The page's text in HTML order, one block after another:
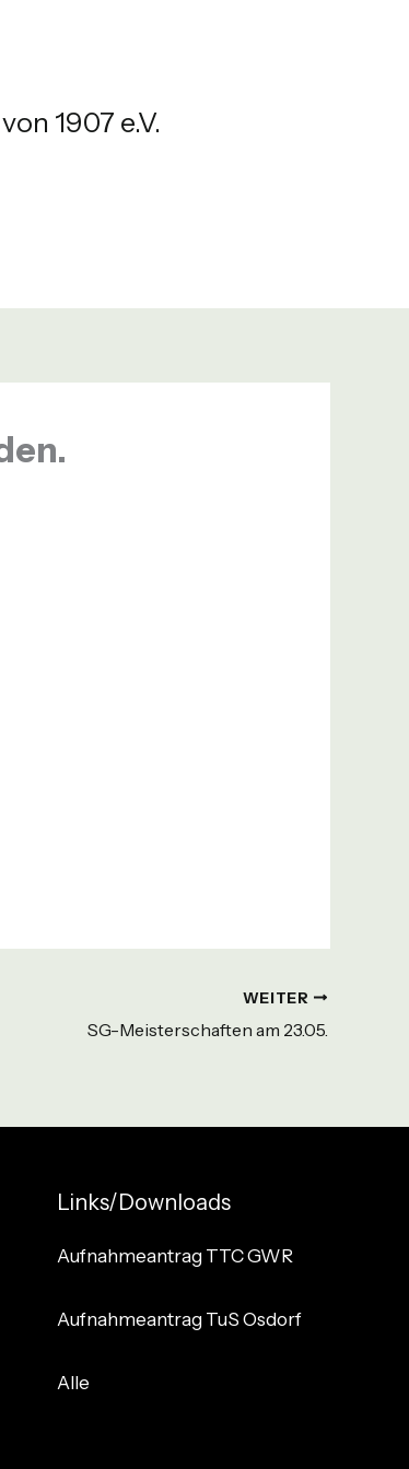
1907 e.V.
WEITER
SG-Meisterschaften am 23.05.
Links/Downloads
Aufnahmeantrag TTC GWR
Aufnahmeantrag TuS Osdorf
Alle